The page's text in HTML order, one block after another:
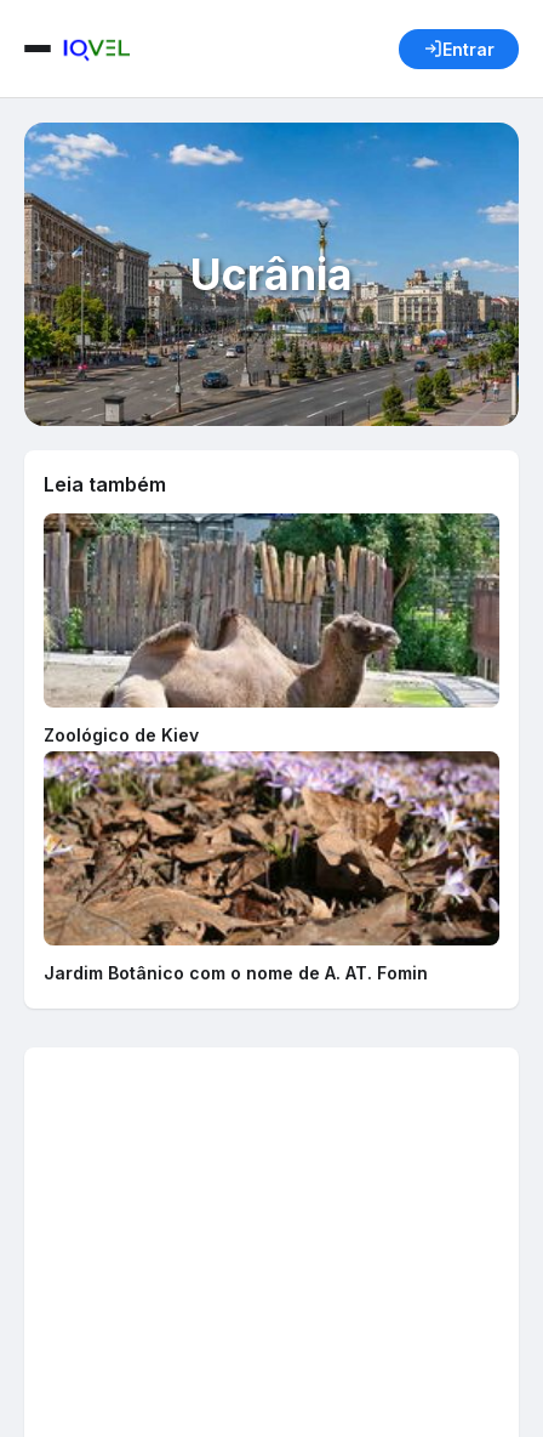
Entrar
Ucrânia
Leia também
Zoológico de Kiev
Jardim Botânico com o nome de A. AT. Fomin